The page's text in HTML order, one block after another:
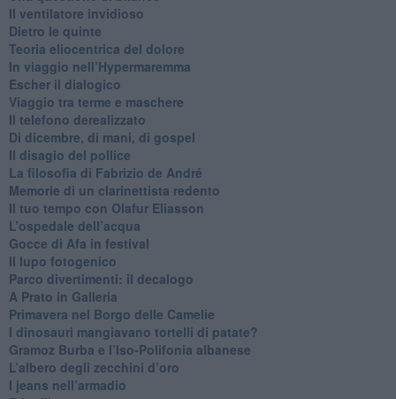
​Il ventilatore invidioso
​Dietro le quinte
​Teoria eliocentrica del dolore
In viaggio nell’Hypermaremma
​Escher il dialogico
​Viaggio tra terme e maschere
Il telefono derealizzato
​Di dicembre, di mani, di gospel
​Il disagio del pollice
​La filosofia di Fabrizio de André
Memorie di un clarinettista redento
​Il tuo tempo con Olafur Eliasson
​L’ospedale dell’acqua
​Gocce di Afa in festival
​Il lupo fotogenico
​Parco divertimenti: il decalogo
​A Prato in Galleria
​Primavera nel Borgo delle Camelie
I dinosauri mangiavano tortelli di patate?
​Gramoz Burba e l’Iso-Polifonia albanese
L’albero degli zecchini d’oro
​I jeans nell’armadio